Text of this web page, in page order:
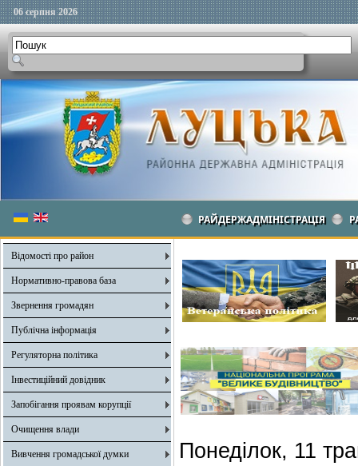
06 серпня 2026
РАЙДЕРЖАДМІНІСТРАЦІЯ
Відомості про район
Нормативно-правова база
Звернення громадян
Публічна інформація
Регуляторна політика
Інвестиційний довідник
Запобігання проявам корупції
Очищення влади
Вивчення громадської думки Понеділок, 11